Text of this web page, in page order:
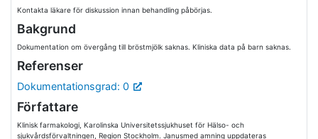
Kontakta läkare för diskussion innan behandling påbörjas.
Bakgrund
Dokumentation om övergång till bröstmjölk saknas. Kliniska data på barn saknas.
Referenser
Dokumentationsgrad: 0
Författare
Klinisk farmakologi, Karolinska Universitetssjukhuset för Hälso- och
sjukvårdsförvaltningen, Region Stockholm. Janusmed amning uppdateras